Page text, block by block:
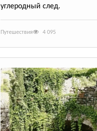
углеродный след.
Путешествия 4 095